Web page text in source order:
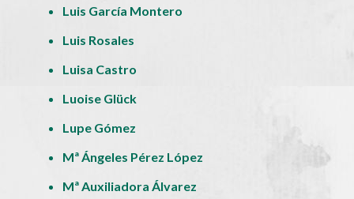
Luis García Montero
Luis Rosales
Luisa Castro
Luoise Glück
Lupe Gómez
Mª Ángeles Pérez López
Mª Auxiliadora Álvarez